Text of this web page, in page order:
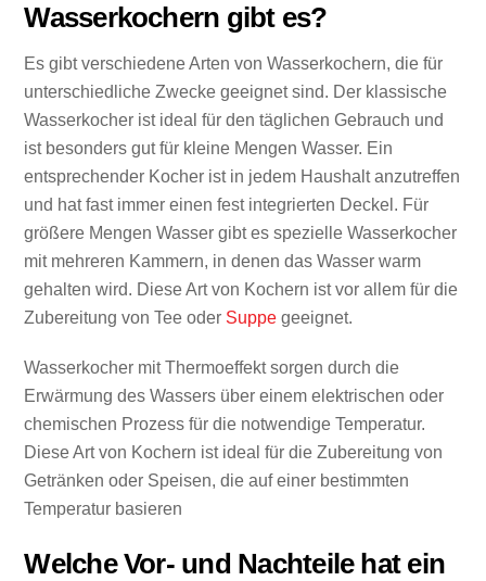
Wasserkochern gibt es?
Es gibt verschiedene Arten von Wasserkochern, die für
unterschiedliche Zwecke geeignet sind. Der klassische
Wasserkocher ist ideal für den täglichen Gebrauch und
ist besonders gut für kleine Mengen Wasser. Ein
entsprechender Kocher ist in jedem Haushalt anzutreffen
und hat fast immer einen fest integrierten Deckel. Für
größere Mengen Wasser gibt es spezielle Wasserkocher
mit mehreren Kammern, in denen das Wasser warm
gehalten wird. Diese Art von Kochern ist vor allem für die
Zubereitung von Tee oder Suppe geeignet.
Wasserkocher mit Thermoeffekt sorgen durch die
Erwärmung des Wassers über einem elektrischen oder
chemischen Prozess für die notwendige Temperatur.
Diese Art von Kochern ist ideal für die Zubereitung von
Getränken oder Speisen, die auf einer bestimmten
Temperatur basieren
Welche Vor- und Nachteile hat ein